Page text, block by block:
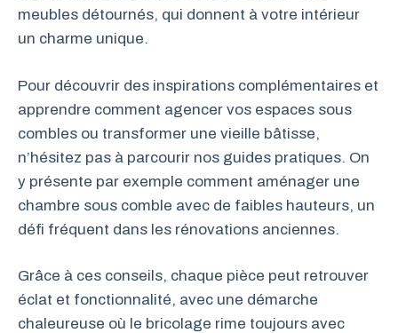
meubles détournés, qui donnent à votre intérieur
un charme unique.
Pour découvrir des inspirations complémentaires et
apprendre comment agencer vos espaces sous
combles ou transformer une vieille bâtisse,
n’hésitez pas à parcourir nos guides pratiques. On
y présente par exemple comment aménager une
chambre sous comble avec de faibles hauteurs, un
défi fréquent dans les rénovations anciennes.
Grâce à ces conseils, chaque pièce peut retrouver
éclat et fonctionnalité, avec une démarche
chaleureuse où le bricolage rime toujours avec